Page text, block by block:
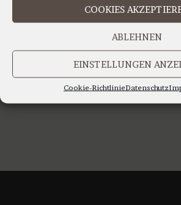
COOKIES
ABLEHNEN
EINSTELLUNGEN
Cookie-RichtlinieDatenschutz